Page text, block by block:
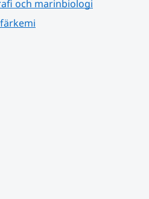
och marinbiologi